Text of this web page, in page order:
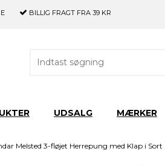
BILLIG FRAGT FRA 39 KR
UDSALG MÆRKER
Melsted 3-fløjet Herrepung med Klap i Sort